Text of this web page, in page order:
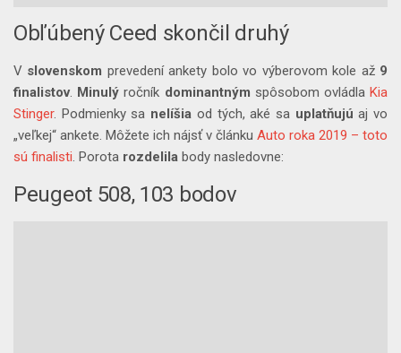
Obľúbený Ceed skončil druhý
V slovenskom prevedení ankety bolo vo výberovom kole až 9
finalistov. Minulý ročník dominantným spôsobom ovládlaKia
Stinger. Podmienky sa nelíšia od tých, aké sa uplatňujú aj vo
„veľkej“ ankete. Môžete ich nájsť v článku Auto roka 2019 – toto
sú finalisti . Porota rozdelila body nasledovne:
Peugeot 508, 103 bodov